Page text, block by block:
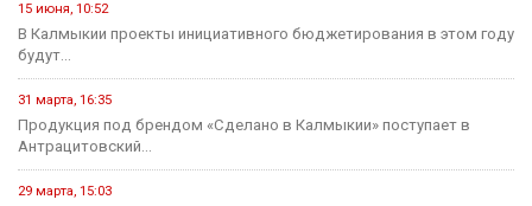
15 июня, 10:52
В Калмыкии проекты инициативного бюджетирования в этом году
будут...
31 марта, 16:35
Продукция под брендом «Сделано в Калмыкии» поступает в
Антрацитовский...
29 марта, 15:03